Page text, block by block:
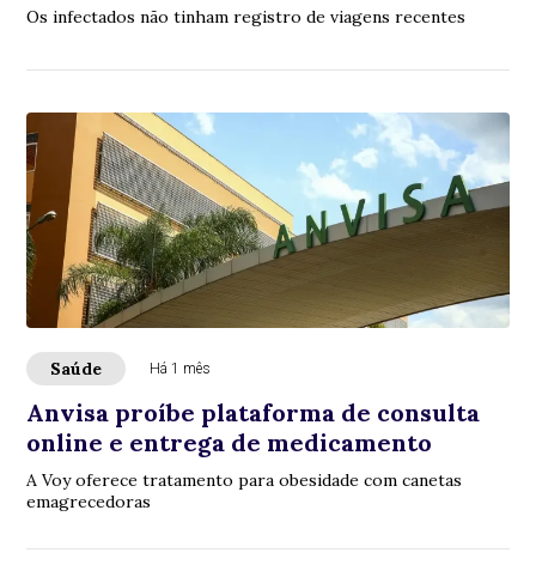
Os infectados não tinham registro de viagens recentes
Saúde Há 1 mês
Anvisa proíbe plataforma de consulta
online e entrega de medicamento
A Voy oferece tratamento para obesidade com canetas
emagrecedoras